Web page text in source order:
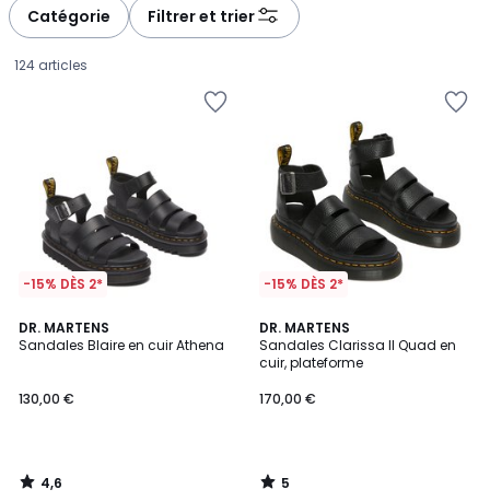
Catégorie Filtrer et trier
124 articles
-15% DÈS 2*
DR. MARTENS
Sandales Blaire en cuir Athena
€.
130,00 €
4,6
/ 5
4,6
/
-15% DÈS 2*
DR. MARTENS
Sandales Clarissa II Quad en
cuir, plateforme
170,00 €
5
/
5
5
/